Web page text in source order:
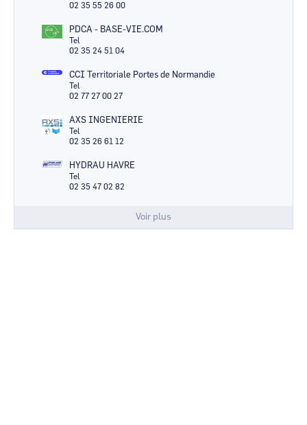
02 35 55 26 00
PDCA - BASE-VIE.COM
Tel
02 35 24 51 04
CCI Territoriale Portes de Normandie
Tel
02 77 27 00 27
AXS INGENIERIE
Tel
02 35 26 61 12
HYDRAU HAVRE
Tel
02 35 47 02 82
Voir plus